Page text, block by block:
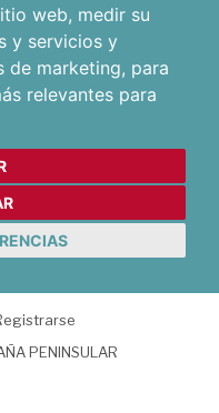
web, medir su
y servicios y
de marketing, para
relevantes para
PENINSULAR